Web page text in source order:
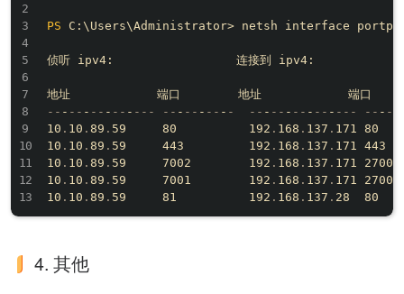
PS C:\Users\Administrator> netsh interface
侦听 ipv4:                 连接到 ipv4:
-- - -- - -- - -- - -- - -- - -- - -- - - -- - -- - -- - -- - -- - -- - --
10 . 10 . 89 . 59     80          192 . 168 . 137 . 171 80
10 . 10 . 89 . 59     443         192 . 168 . 137 . 171 443
10 . 10 . 89 . 59     7002        192 . 168 . 137 . 171 27002
10 . 10 . 89 . 59     7001        192 . 168 . 137 . 171 27001
10 . 10 . 89 . 59     81          192 . 168 . 137 .
4. 其他